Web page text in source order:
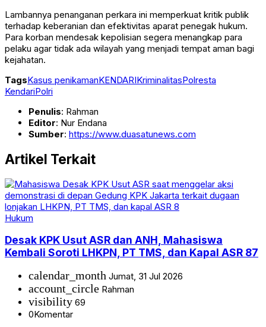
Lambannya penanganan perkara ini memperkuat kritik publik
terhadap keberanian dan efektivitas aparat penegak hukum.
Para korban mendesak kepolisian segera menangkap para
pelaku agar tidak ada wilayah yang menjadi tempat aman bagi
kejahatan.
TagsKasus penikamanKENDARIKriminalitasPolresta
KendariPolri
Penulis: Rahman
Editor: Nur Endana
Sumber: https://www.duasatunews.com
Artikel Terkait
Hukum
Desak KPK Usut ASR dan ANH, Mahasiswa
Kembali Soroti LHKPN, PT TMS, dan Kapal ASR 87
calendar_month Jumat, 31 Jul 2026
account_circle Rahman
visibility 69
0Komentar